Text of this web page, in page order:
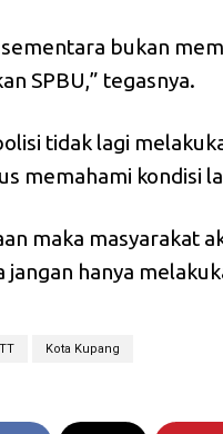
bukan
SPBU,” tegasnya.
tidak lagi
memahami kondisi
maka masyarakat
jangan hanya
Kota Kupang